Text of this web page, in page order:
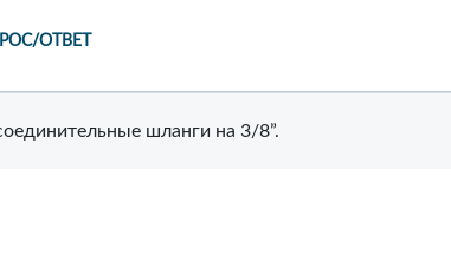
ОТВЕТ
шланги на 3/8”.